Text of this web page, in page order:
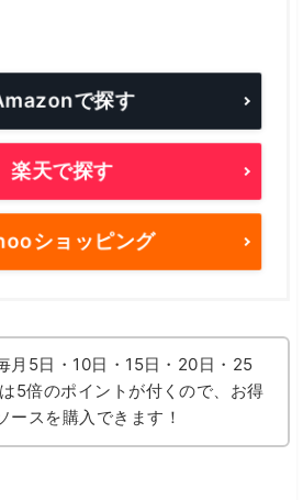
で探す
楽天で探す
ショッピング
月5日・10日・15日・20日・25
5倍のポイントが付くので、お得
ースを購入できます！